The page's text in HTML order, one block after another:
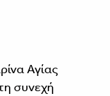
Αγίας
συνεχή